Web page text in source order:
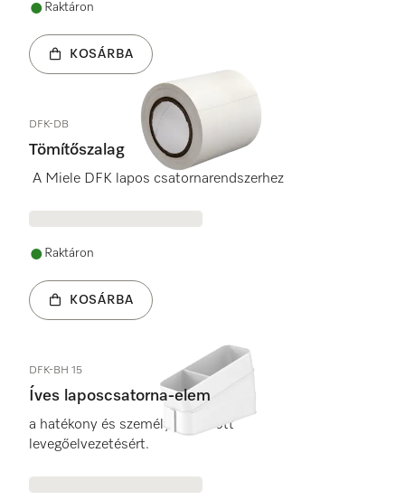
Raktáron
KOSÁRBA
DFK-DB
Tömítőszalag
A Miele DFK lapos csatornarendszerhez
Raktáron
KOSÁRBA
DFK-BH 15
Íves laposcsatorna-elem
a hatékony és személyre szabott
levegőelvezetésért.